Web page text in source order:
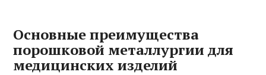
Основные преимущества
порошковой металлургии для
медицинских изделий